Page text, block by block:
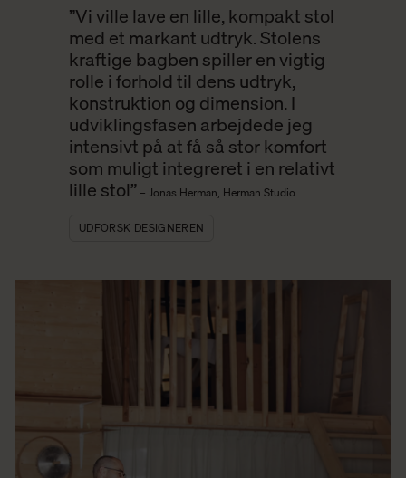
”Vi ville lave en lille, kompakt stol
med et markant udtryk. Stolens
kraftige bagben spiller en vigtig
rolle i forhold til dens udtryk,
konstruktion og dimension. I
udviklingsfasen arbejdede jeg
intensivt på at få så stor komfort
som muligt integreret i en relativt
lille stol” – Jonas Herman, Herman Studio
UDFORSK DESIGNEREN